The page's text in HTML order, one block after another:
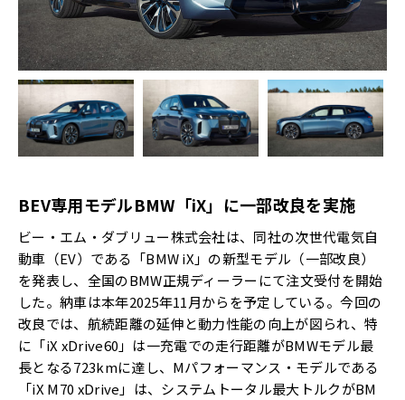
BEV専用モデルBMW「iX」に一部改良を実施
ビー・エム・ダブリュー株式会社は、同社の次世代電気自
動車（EV）である「BMW iX」の新型モデル（一部改良）
を発表し、全国のBMW正規ディーラーにて注文受付を開始
した。納車は本年2025年11月からを予定している。今回の
改良では、航続距離の延伸と動力性能の向上が図られ、特
に「iX xDrive60」は一充電での走行距離がBMWモデル最
長となる723kmに達し、Mパフォーマンス・モデルである
「iX M70 xDrive」は、システムトータル最大トルクがBM